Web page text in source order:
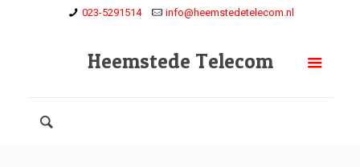
023-5291514 info@heemstedetelecom.nl
Heemstede Telecom